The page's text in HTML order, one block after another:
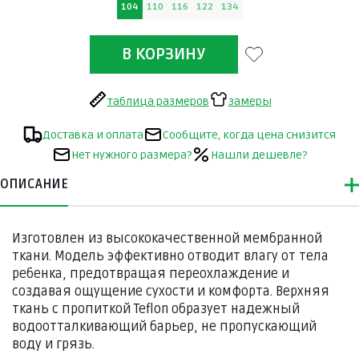
104
110 116 122 134
таблица размеров замеры
Доставка и оплата
Сообщите, когда цена снизится
Нет нужного размера?
Нашли дешевле?
ОПИСАНИЕ
Изготовлен из высококачественной мембранной
ткани. Модель эффективно отводит влагу от тела
ребенка, предотвращая переохлаждение и
создавая ощущение сухости и комфорта. Верхняя
ткань с пропиткой Teflon образует надежный
водоотталкивающий барьер, не пропускающий
воду и грязь.